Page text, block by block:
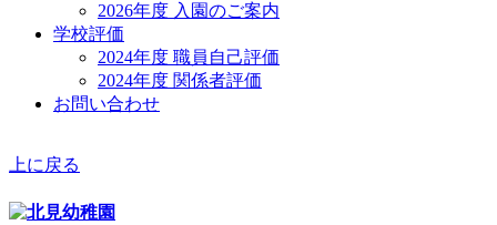
2026年度 入園のご案内
学校評価
2024年度 職員自己評価
2024年度 関係者評価
お問い合わせ
上に戻る